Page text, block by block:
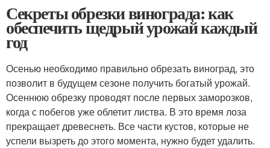
Секреты обрезки винограда: как
обеспечить щедрый урожай каждый
год
Осенью необходимо правильно обрезать виноград, это
позволит в будущем сезоне получить богатый урожай.
Осеннюю обрезку проводят после первых заморозков,
когда с побегов уже облетит листва. В это время лоза
прекращает древеснеть. Все части кустов, которые не
успели вызреть до этого момента, нужно будет удалить.